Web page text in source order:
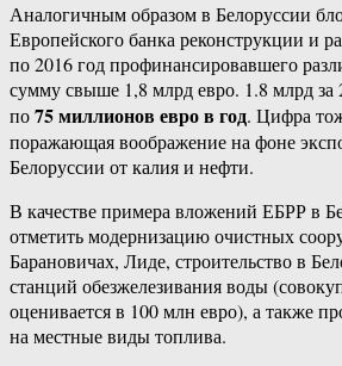
Аналогичным образом в Белоруссии
Европейского банка реконструкции и
по 2016 год профинансировавшего
сумму свыше 1,8 млрд евро. 1.8 млрд за
по75 миллионов евро в год. Цифра
поражающая воображение на фоне
Белоруссии от калия и нефти.
В качестве примера вложений ЕБРР в
отметить модернизацию очистных
Барановичах, Лиде, строительство в
станций обезжелезивания воды
оценивается в 100 млн евро), а также
на местные виды топлива.